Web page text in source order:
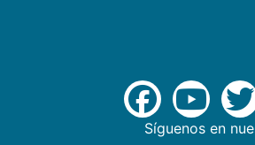
Síguenos en